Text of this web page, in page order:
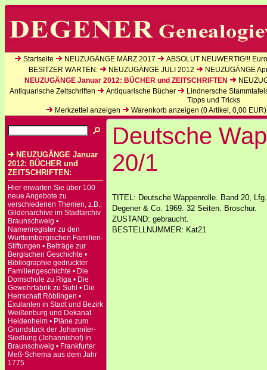
Startseite NEUZUGÄNGE MÄRZ 2017
ABSOLUT NEUWERTIG!!!
BESITZER WARTEN:
NEUZUGÄNGE JULI 2012
NEUZUGÄNGE
NEUZUGÄNGE Januar 2012: BÜCHER und ZEITSCHRIFTEN
Antiquarische Zeitschriften
Antiquarische Bücher
Lindnersche
Tipps und Tricks
Merkzettel anzeigen
Warenkorb anzeigen (0Artikel, 0,00 EUR)
NEUZUGÄNGE Januar
2012: BÜCHER und
ZEITSCHRIFTEN:
Hier erwarten Sie über 100
neue Angebote zu
verschiedenen Themen, z.B.:
Gildenarchive im Stadtarchiv
Braunschweig •
Namenregister zu den
Württembergischen Familien-
Stiftungen • Beiträge zur
Bergischen Geschichte •
Bibliographie gedruckter
Familiengeschichte • Die
Domschule zu Riga • Die
Gewehrfabrik zu Suhl • Die
Herrschaft Röblingen •
Exulanten in Stadt und Bezirk
Weißenburg und Dekanat
Heidenheim • Pläne zum
Grundstück der Johanniter-
Siedlung (Johannishof) in
Braunschweig • Frankfurter
Meß-Schema aus dem Jahr
1775
Deutsche
20/1
TITEL: Deutsche Wappenrolle. Band 20,
Degener & Co. 1969. 32 Seiten. Broschur.
ZUSTAND: gebraucht.
BESTELLNUMMER: Kat21